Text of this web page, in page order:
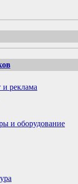
и реклама
и оборудование